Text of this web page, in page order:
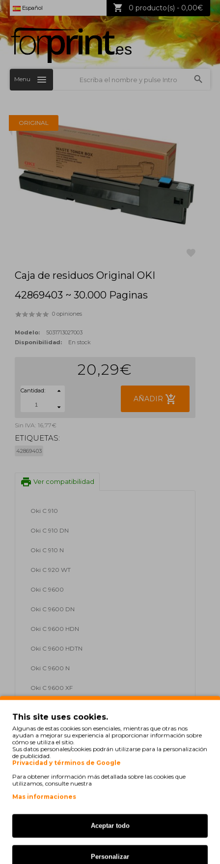
Español 0 producto(s) - 0,00€
Menu
ORIGINAL
Caja de residuos Original OKI
42869403 ~ 30.000 Paginas
0 opiniones
Modelo:
5031713027003
Disponibilidad:
En stock
20,29€
Cantidad:
AÑADIR add_shopping_cart
Sin IVA: 16,77€
ETIQUETAS:
42869403
print Ver compatibilidad
Oki C 910
Oki C 910 DN
Oki C 910 N
Oki C 920 WT
Oki C 9600
Oki C 9600 DN
Oki C 9600 HDN
Oki C 9600 HDTN
Oki C 9600 N
Oki C 9600 XF
Oki C 9600 XF Pro Lite
Oki C 9650 DN
Oki C 9650 eXpress
Oki C 9650 HDN
Oki C 9650 N
This site uses cookies.
Algunas de estas cookies son esenciales, mientras que otras nos
ayudan a mejorar su experiencia al proporcionar información sobre
cómo se utiliza el sitio.
Sus datos personales/cookies podrán utilizarse para la personalización
de publicidad.
Privacidad y términos de Google
Para obtener información más detallada sobre las cookies que
utilizamos, consulte nuestra
Mas informaciones
Aceptar todo
Personalizar